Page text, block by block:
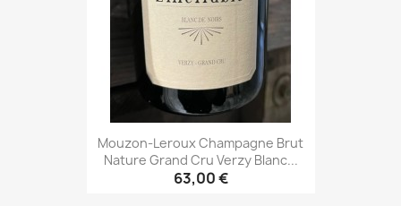
Mouzon-Leroux Champagne Brut
Nature Grand Cru Verzy Blanc...
63,00 €